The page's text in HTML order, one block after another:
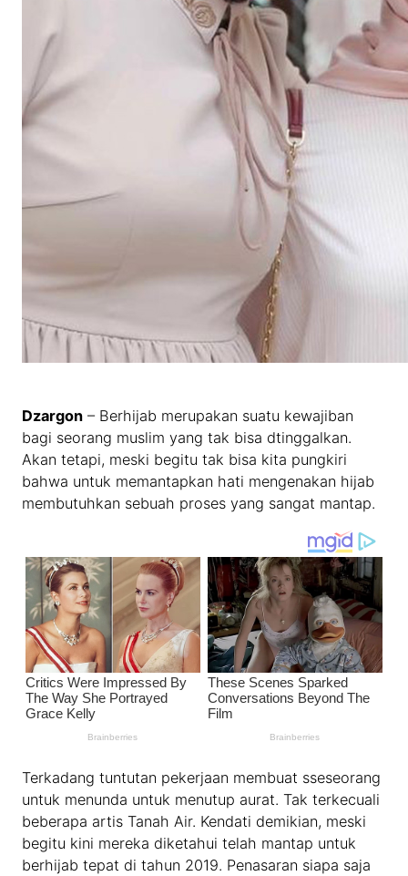
Dzargon – Berhijab merupakan suatu kewajiban
bagi seorang muslim yang tak bisa dtinggalkan.
Akan tetapi, meski begitu tak bisa kita pungkiri
bahwa untuk memantapkan hati mengenakan hijab
membutuhkan sebuah proses yang sangat mantap.
Terkadang tuntutan pekerjaan membuat sseseorang
untuk menunda untuk menutup aurat. Tak terkecuali
beberapa artis Tanah Air. Kendati demikian, meski
begitu kini mereka diketahui telah mantap untuk
berhijab tepat di tahun 2019. Penasaran siapa saja